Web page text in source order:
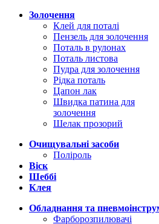
Золочення
Клей для поталі
Пензель для золочення
Поталь в рулонах
Поталь листова
Пудра для золочення
Рідка поталь
Цапон лак
Швидка патина для
золочення
Шелак прозорий
Очищувальні засоби
Поліроль
Віск
Шеббі
Клея
Обладнання та
Фарборозпилювачі